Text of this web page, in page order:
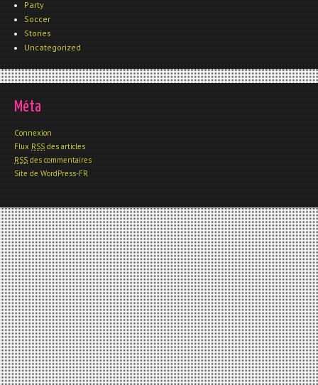
Party
Soccer
Stories
Uncategorized
Méta
Connexion
Flux RSS des articles
RSS des commentaires
Site de WordPress-FR